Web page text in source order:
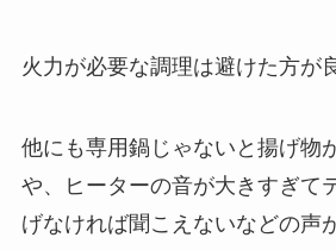
火力が必要な調理は避けた方が
他にも専用鍋じゃないと揚げ物
や、ヒーターの音が大きすぎて
げなければ聞こえないなどの声